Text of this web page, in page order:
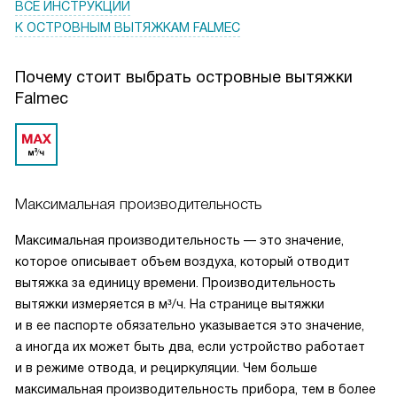
ВСЕ ИНСТРУКЦИИ
К ОСТРОВНЫМ ВЫТЯЖКАМ FALMEC
Почему стоит выбрать островные вытяжки
Falmec
Максимальная производительность
Максимальная производительность — это значение,
которое описывает объем воздуха, который отводит
вытяжка за единицу времени. Производительность
вытяжки измеряется в м³/ч. На странице вытяжки
и в ее паспорте обязательно указывается это значение,
а иногда их может быть два, если устройство работает
и в режиме отвода, и рециркуляции. Чем больше
максимальная производительность прибора, тем в более